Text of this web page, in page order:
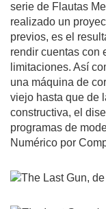
serie de Flautas
realizado un
previos, es el
rendir cuentas con
limitaciones. Así
una máquina de
viejo hasta que de
constructiva, el
programas de
Numérico por